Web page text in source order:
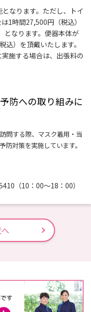
なります。ただし、トイ
1時間27,500円（税込）
となります。便器本体が
）を頂戴いたします。
施する場合は、出張料の
防への取り組みに
問する際、マスク着用・当
防対策を実施しています。
（10：00～18：00）